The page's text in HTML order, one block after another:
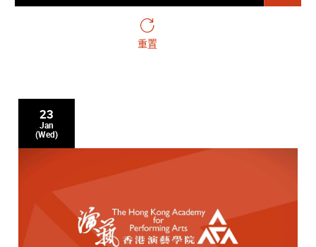
重置
23
Jan
(Wed)